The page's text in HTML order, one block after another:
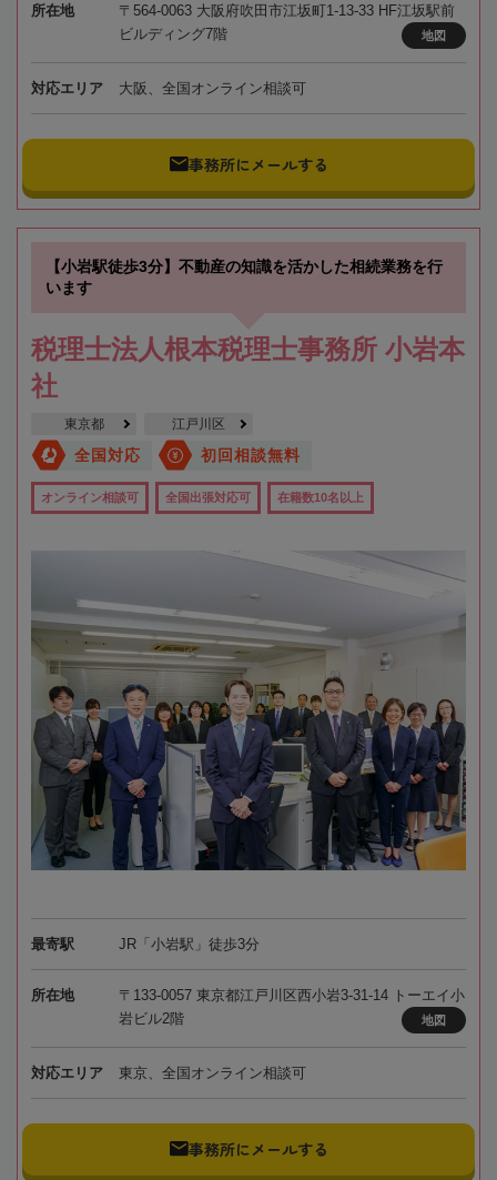
所在地
〒564-0063 大阪府吹田市江坂町1-13-33 HF江坂駅前
ビルディング7階
地図
対応エリア 大阪、全国オンライン相談可
事務所にメールする
【小岩駅徒歩3分】不動産の知識を活かした相続業務を行
います
税理士法人根本税理士事務所 小岩本
社
東京都 江戸川区
全国対応 初回相談無料
オンライン相談可 全国出張対応可 在籍数10名以上
最寄駅 JR「小岩駅」徒歩3分
所在地
〒133-0057 東京都江戸川区西小岩3-31-14 トーエイ小
岩ビル2階
地図
対応エリア 東京、全国オンライン相談可
事務所にメールする